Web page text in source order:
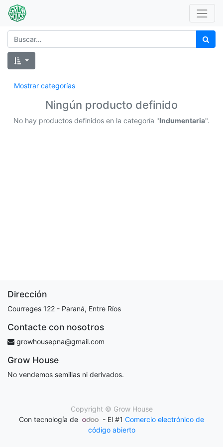
Mostrar categorías
Ningún producto definido
No hay productos definidos en la categoría "Indumentaria".
Dirección
Courreges 122 - Paraná, Entre Ríos
Contacte con nosotros
growhousepna@gmail.com
Grow House
No vendemos semillas ni derivados.
Copyright © Grow House
Con tecnología de
- El #1 Comercio electrónico de
código abierto